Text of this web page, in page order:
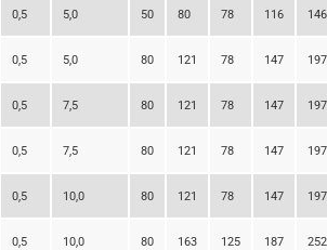
0,5 5,0 50 80 78 116 146
0,5 5,0 80 121 78 147
0,5 7,5 80 121 78 147
0,5 7,5 80 121 78 147
0,5 10,0 80 121 78 147
0,5 10,0 80 163 125 187 252